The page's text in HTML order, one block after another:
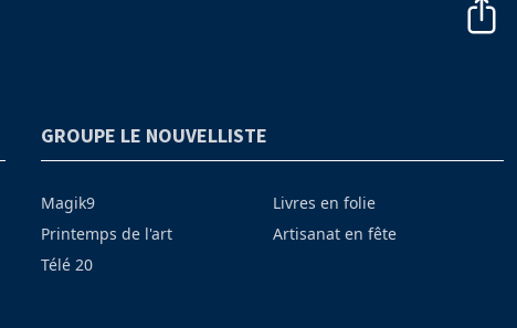
GROUPE LE NOUVELLISTE
Magik9
Printemps de l'art
Télé 20
Livres en folie
Artisanat en fête